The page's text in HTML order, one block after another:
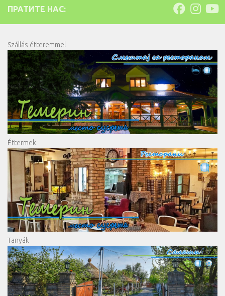
ПРАТИТЕ НАС:
Szállás étteremmel
Éttermek
Tanyák